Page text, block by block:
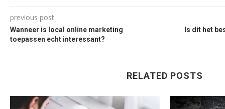
previous post
Wanneer is local online marketing
toepassen echt interessant?
Is dit het
RELATED POSTS